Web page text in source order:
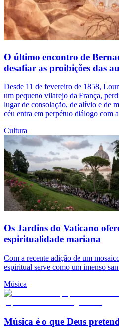
O último encontro de
desafiar as proibições das
Desde 11 de fevereiro de 1858,
um pequeno vilarejo da França,
lugar de consolação, de alívio e de
céu entra em perpétuo diálogo com
Cultura
Os Jardins do Vaticano
espiritualidade mariana
Com a recente adição de um
espiritual serve como um imenso
Música
Música é o que Deus